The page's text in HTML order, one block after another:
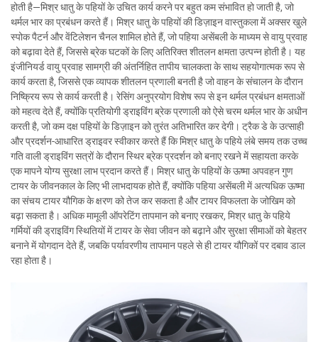
होती है—मिश्र धातु के पहियों के उचित कार्य करने पर बहुत कम संभावित हो जाती है, जो
थर्मल भार का प्रबंधन करते हैं। मिश्र धातु के पहियों की डिज़ाइन वास्तुकला में अक्सर खुले
स्पोक पैटर्न और वेंटिलेशन चैनल शामिल होते हैं, जो पहिया असेंबली के माध्यम से वायु प्रवाह
को बढ़ावा देते हैं, जिससे ब्रेक घटकों के लिए अतिरिक्त शीतलन क्षमता उत्पन्न होती है। यह
इंजीनियर्ड वायु प्रवाह सामग्री की अंतर्निहित तापीय चालकता के साथ सहयोगात्मक रूप से
कार्य करता है, जिससे एक व्यापक शीतलन प्रणाली बनती है जो वाहन के संचालन के दौरान
निष्क्रिय रूप से कार्य करती है। रेसिंग अनुप्रयोग विशेष रूप से इन थर्मल प्रबंधन क्षमताओं
को महत्व देते हैं, क्योंकि प्रतियोगी ड्राइविंग ब्रेक प्रणाली को ऐसे चरम थर्मल भार के अधीन
करती है, जो कम दक्ष पहियों के डिज़ाइन को तुरंत अतिभारित कर देगी। ट्रैक डे के उत्साही
और प्रदर्शन-आधारित ड्राइवर स्वीकार करते हैं कि मिश्र धातु के पहिये लंबे समय तक उच्च
गति वाली ड्राइविंग सत्रों के दौरान स्थिर ब्रेक प्रदर्शन को बनाए रखने में सहायता करके
एक मापने योग्य सुरक्षा लाभ प्रदान करते हैं। मिश्र धातु के पहियों के ऊष्मा अपवहन गुण
टायर के जीवनकाल के लिए भी लाभदायक होते हैं, क्योंकि पहिया असेंबली में अत्यधिक ऊष्मा
का संचय टायर यौगिक के क्षरण को तेज कर सकता है और टायर विफलता के जोखिम को
बढ़ा सकता है। अधिक मामूली ऑपरेटिंग तापमान को बनाए रखकर, मिश्र धातु के पहिये
गर्मियों की ड्राइविंग स्थितियों में टायर के सेवा जीवन को बढ़ाने और सुरक्षा सीमाओं को बेहतर
बनाने में योगदान देते हैं, जबकि पर्यावरणीय तापमान पहले से ही टायर यौगिकों पर दबाव डाल
रहा होता है।